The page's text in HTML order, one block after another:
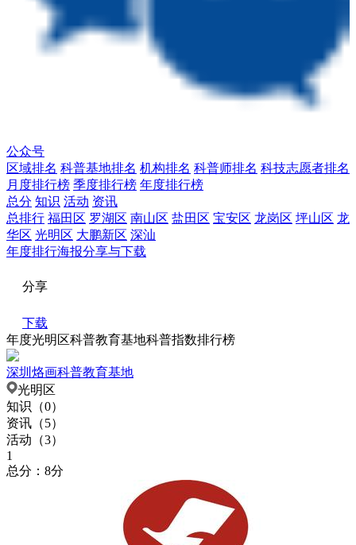
公众号
区域排名 科普基地排名 机构排名 科普师排名 科技志愿者排名
月度排行榜 季度排行榜 年度排行榜
总分 知识 活动 资讯
总排行 福田区 罗湖区 南山区 盐田区 宝安区 龙岗区 坪山区 龙
华区 光明区 大鹏新区 深汕
年度排行海报分享与下载
分享
下载
年度光明区科普教育基地科普指数排行榜
深圳烙画科普教育基地
光明区
知识（0）
资讯（5）
活动（3）
1
总分：8分